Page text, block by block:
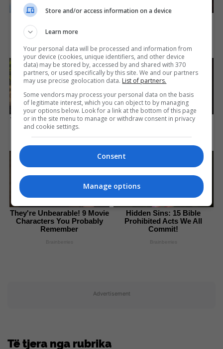
Iconic '90s Entertainment
Couples We'll Never Forget
Brainberries
Top 8 People Living Strange
But Happy Lifestyles
These Photos Make Us
They're Unbearable! 9 Movie
Characters You Probably
Remember
Brainberries
Hidden Sins: 15 Bible
Prohibited Acts We All
Commit!
Brainberries
Advertisement
Të tjera nga rubrika
Store and/or access information on a device
Learn more
Your personal data will be processed and information from
your device (cookies, unique identifiers, and other device
data) may be stored by, accessed by and shared with 370
partners, or used specifically by this site. We and our partners
may use precise geolocation data. List of partners.
Some vendors may process your personal data on the basis
of legitimate interest, which you can object to by managing
your options below. Look for a link at the bottom of this page
or in the site menu to manage or withdraw consent in privacy
and cookie settings.
Consent
Manage options